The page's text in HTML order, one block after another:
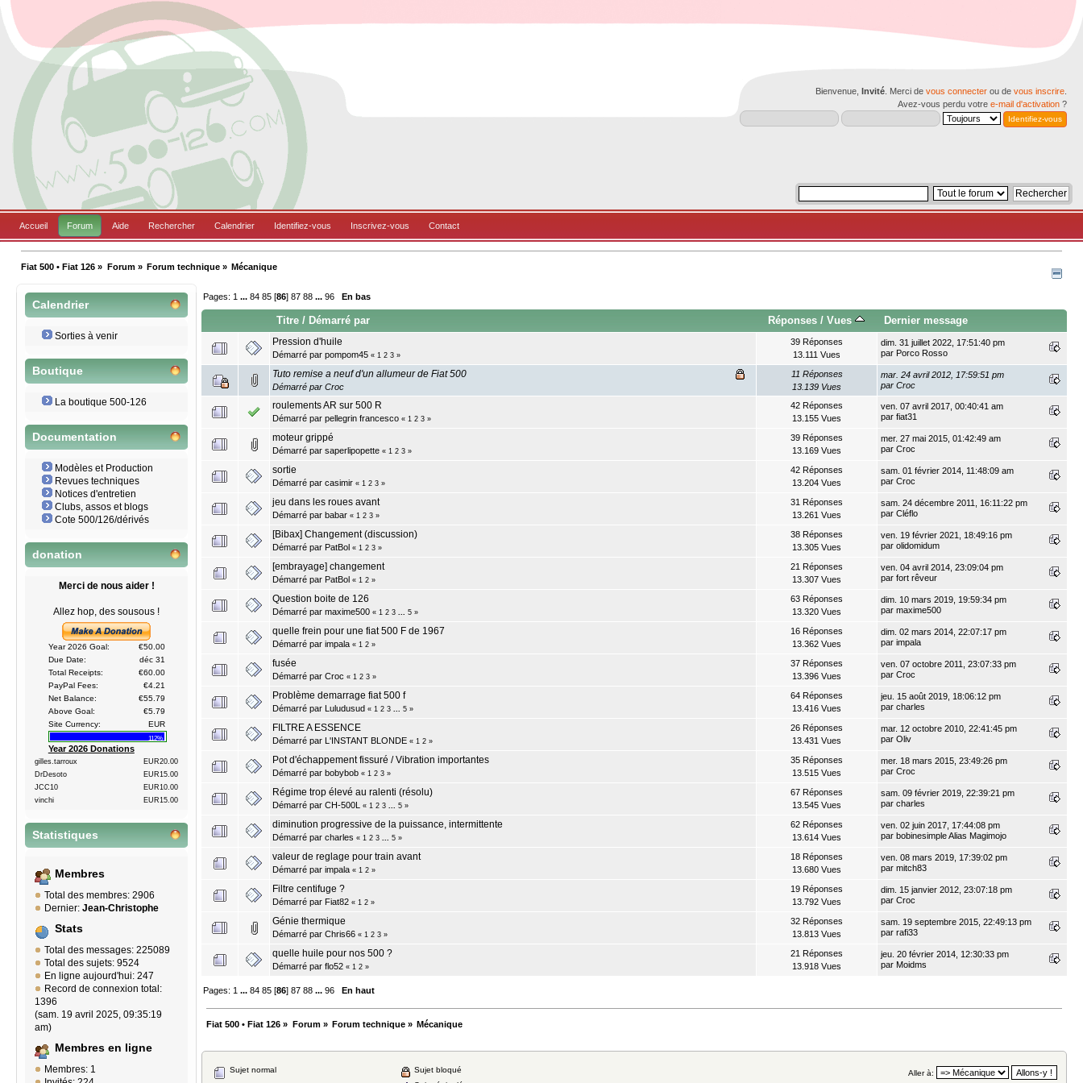
Bienvenue, Invité . Merci de vous connecter ou de vous inscrire
Avez-vous perdu votre e-mail d'activation ?
Accueil Forum Aide Rechercher Calendrier Identifiez-vous Inscrivez-vous Contact
Fiat 500 • Fiat 126 » Forum» Forum technique» Mécanique
Calendrier
Sorties à venir
Boutique
La boutique 500-126
Documentation
Modèles et Production
Revues techniques
Notices d'entretien
Clubs, assos et blogs
Cote 500/126/dérivés
donation
Merci de nous aider !
Allez hop, des sousous !
Year 2026 Goal:
€50.00
Due Date:
déc 31
Total Receipts:
€60.00
PayPal Fees:
€4.21
Net Balance:
€55.79
Above Goal:
€5.79
Site Currency:
EUR
112%
Year 2026 Donations
gilles.tarroux
EUR20.00
DrDesoto
EUR15.00
JCC10
EUR10.00
vinchi
EUR15.00
Statistiques
Membres
Total des membres: 2906
Dernier: Jean-Christophe
Stats
Total des messages: 225089
Total des sujets: 9524
En ligne aujourd'hui: 247
Record de connexion total:
1396
(sam. 19 avril 2025, 09:35:19
am)
Membres en ligne
Membres: 1
Pages: 1 ...84 85 [86]87 88 ...96 En bas
Titre / Démarré par Réponses / Vues Dernier message
Pression d'huile
Démarré par pompom45 « 1 2 3 »
39 Réponses
13.111 Vues
dim. 31 juillet 2022, 17:51:40 pm
par Porco Rosso
Tuto remise a neuf d'un allumeur de Fiat 500
Démarré par Croc
11 Réponses
13.139 Vues
mar. 24 avril 2012, 17:59:51 pm
par Croc
roulements AR sur 500 R
Démarré par pellegrin francesco « 1 2 3 »
42 Réponses
13.155 Vues
ven. 07 avril 2017, 00:40:41 am
par fiat31
moteur grippé
Démarré par saperlipopette « 1 2 3 »
39 Réponses
13.169 Vues
mer. 27 mai 2015, 01:42:49 am
par Croc
sortie
Démarré par casimir « 1 2 3 »
42 Réponses
13.204 Vues
sam. 01 février 2014, 11:48:09 am
par Croc
jeu dans les roues avant
Démarré par babar « 1 2 3 »
31 Réponses
13.261 Vues
sam. 24 décembre 2011, 16:11:22 pm
par Cléflo
[Bibax] Changement (discussion)
Démarré par PatBol « 1 2 3 »
38 Réponses
13.305 Vues
ven. 19 février 2021, 18:49:16 pm
par olidomidum
[embrayage] changement
Démarré par PatBol « 1 2 »
21 Réponses
13.307 Vues
ven. 04 avril 2014, 23:09:04 pm
par fort rêveur
Question boite de 126
Démarré par maxime500 « 1 2 3 ... 5 »
63 Réponses
13.320 Vues
dim. 10 mars 2019, 19:59:34 pm
par maxime500
quelle frein pour une fiat 500 F de 1967
Démarré par impala « 1 2 »
16 Réponses
13.362 Vues
dim. 02 mars 2014, 22:07:17 pm
par impala
fusée
Démarré par Croc « 1 2 3 »
37 Réponses
13.396 Vues
ven. 07 octobre 2011, 23:07:33 pm
par Croc
Problème demarrage fiat 500 f
Démarré par Luludusud « 1 2 3 ... 5 »
64 Réponses
13.416 Vues
jeu. 15 août 2019, 18:06:12 pm
par charles
FILTRE A ESSENCE
Démarré par L'INSTANT BLONDE « 1 2 »
26 Réponses
13.431 Vues
mar. 12 octobre 2010, 22:41:45 pm
par Oliv
Pot d'échappement fissuré / Vibration importantes
Démarré par bobybob « 1 2 3 »
35 Réponses
13.515 Vues
mer. 18 mars 2015, 23:49:26 pm
par Croc
Régime trop élevé au ralenti (résolu)
Démarré par CH-500L « 1 2 3 ... 5 »
67 Réponses
13.545 Vues
sam. 09 février 2019, 22:39:21 pm
par charles
diminution progressive de la puissance, intermittente
Démarré par charles « 1 2 3 ... 5 »
62 Réponses
13.614 Vues
ven. 02 juin 2017, 17:44:08 pm
par bobinesimple Alias Magimojo
valeur de reglage pour train avant
Démarré par impala « 1 2 »
18 Réponses
13.680 Vues
ven. 08 mars 2019, 17:39:02 pm
par mitch83
Filtre centifuge ?
Démarré par Fiat82 « 1 2 »
19 Réponses
13.792 Vues
dim. 15 janvier 2012, 23:07:18 pm
par Croc
Génie thermique
Démarré par Chris66 « 1 2 3 »
32 Réponses
13.813 Vues
sam. 19 septembre 2015, 22:49:13 pm
par rafi33
quelle huile pour nos 500 ?
Démarré par flo52 « 1 2 »
21 Réponses
13.918 Vues
jeu. 20 février 2014, 12:30:33 pm
par Moidms
Pages: 1 ...84 85 [86]87 88 ...96 En haut
Fiat 500 • Fiat 126 » Forum» Forum technique» Mécanique
Aller à:
Sujet normal
Sujet bloqué